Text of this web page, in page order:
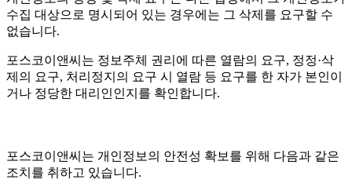
수집 대상으로 명시되어 있는 경우에는 그 삭제를 요구할 수
없습니다.
포스코이앤씨는 정보주체 권리에 따른 열람의 요구, 정정·삭
제의 요구, 처리정지의 요구 시 열람 등 요구를 한 자가 본인이
거나 정당한 대리인인지를 확인합니다.
포스코이앤씨는 개인정보의 안전성 확보를 위해 다음과 같은
조치를 취하고 있습니다.